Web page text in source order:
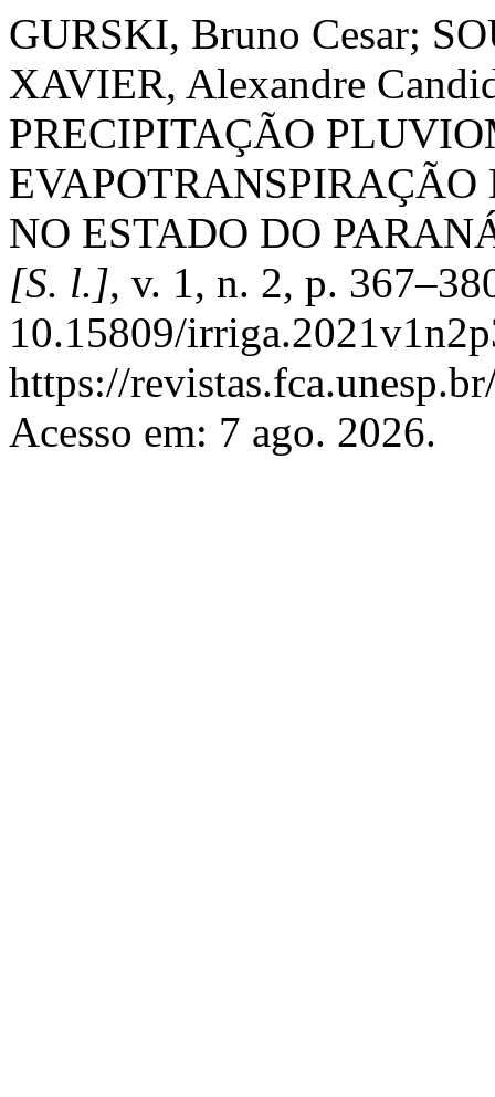
GURSKI, Bruno Cesar;
XAVIER, Alexandre
PRECIPITAÇÃO
NO ESTADO DO
[S. l.], v. 1, n. 2, p.
10.15809/
https://
Acesso em: 7 ago. 2026.